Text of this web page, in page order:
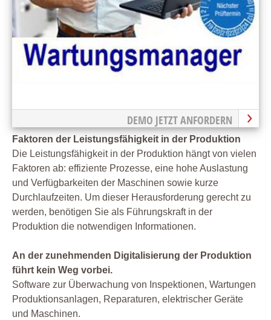
DEMO JETZT ANFORDERN
Faktoren der Leistungsfähigkeit in der Produktion
Die Leistungsfähigkeit in der Produktion hängt von vielen
Faktoren ab: effiziente Prozesse, eine hohe Auslastung
und Verfügbarkeiten der Maschinen sowie kurze
Durchlaufzeiten. Um dieser Herausforderung gerecht zu
werden, benötigen Sie als Führungskraft in der
Produktion die notwendigen Informationen.
An der zunehmenden Digitalisierung der Produktion
führt kein Weg vorbei.
Software zur Überwachung von Inspektionen, Wartungen
Produktionsanlagen, Reparaturen, elektrischer Geräte
und Maschinen.